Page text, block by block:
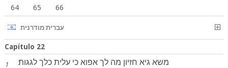
64
65 66
עברית מודרנית
Capítulo 22
1 משא גיא חזיון מה לך אפוא כי עלית כלך לגגות׃